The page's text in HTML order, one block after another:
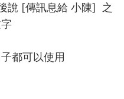
說 [傳訊息給 小陳] 之
都可以使用